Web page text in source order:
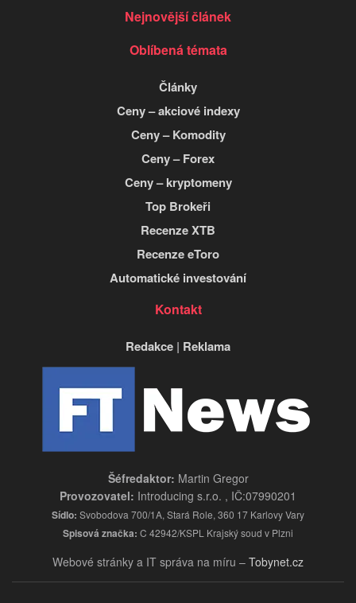
Nejnovější článek
Oblíbená témata
Články
Ceny – akciové indexy
Ceny – Komodity
Ceny – Forex
Ceny – kryptomeny
Top Brokeři
Recenze XTB
Recenze eToro
Automatické investování
Kontakt
Redakce | Reklama
Šéfredaktor: Martin Gregor
Provozovatel: Introducing s.r.o. , IČ:07990201
Sídlo: Svobodova 700/1A, Stará Role, 360 17 Karlovy Vary
Spisová značka: C 42942/KSPL Krajský soud v Plzni
Webové stránky a IT správa na míru – Tobynet.cz